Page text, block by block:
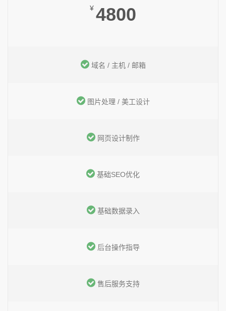
¥ 4800
域名 / 主机 / 邮箱
图片处理 / 美工设计
网页设计制作
基础SEO优化
基础数据录入
后台操作指导
售后服务支持